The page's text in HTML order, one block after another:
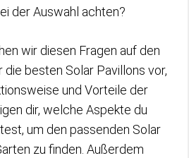
der Auswahl achten?
wir diesen Fragen auf den
die besten Solar Pavillons vor,
und Vorteile der
dir, welche Aspekte du
um den passenden Solar
zu finden. Außerdem